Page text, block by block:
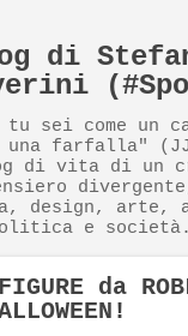
di
tu sei come un
una farfalla"
di vita di un
design, arte,
e società.
da